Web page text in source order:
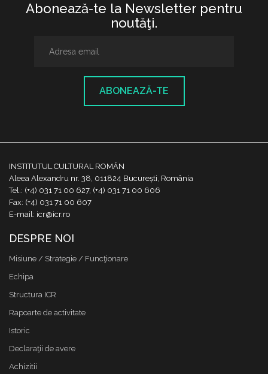
Abonează-te la Newsletter pentru
noutăţi.
ABONEAZĂ-TE
INSTITUTUL CULTURAL ROMÂN
Aleea Alexandru nr. 38, 011824 București, România
Tel.: (+4) 031 71 00 627, (+4) 031 71 00 606
Fax: (+4) 031 71 00 607
E-mail: icr@icr.ro
DESPRE NOI
Misiune / Strategie / Funcţionare
Echipa
Structura ICR
Rapoarte de activitate
Istoric
Declaraţii de avere
Achizitii